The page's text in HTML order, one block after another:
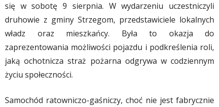
się w sobotę 9 sierpnia. W wydarzeniu uczestniczyli
druhowie z gminy Strzegom, przedstawiciele lokalnych
władz oraz mieszkańcy. Była to okazja do
zaprezentowania możliwości pojazdu i podkreślenia roli,
jaką ochotnicza straż pożarna odgrywa w codziennym
życiu społeczności.
Samochód ratowniczo-gaśniczy, choć nie jest fabrycznie